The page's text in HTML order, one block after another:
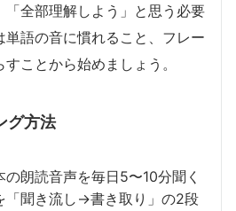
「全部理解しよう」と思う必要
単語の音に慣れること、フレー
ことから始めましょう。
グ方法
朗読音声を毎日5〜10分聞く
「聞き流し→書き取り」の2段